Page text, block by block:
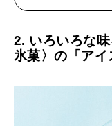
2. いろいろな
氷菓〉の「アイ